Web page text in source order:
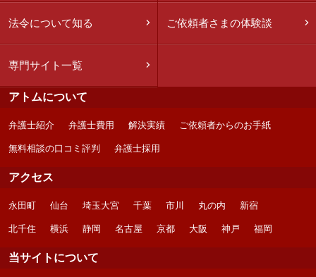
法令について知る ご依頼者さまの体験談
専門サイト一覧
アトムについて
弁護士紹介 弁護士費用 解決実績 ご依頼者からのお手紙
無料相談の口コミ評判 弁護士採用
アクセス
永田町 仙台 埼玉大宮 千葉 市川 丸の内 新宿
北千住 横浜 静岡 名古屋 京都 大阪 神戸 福岡
当サイトについて